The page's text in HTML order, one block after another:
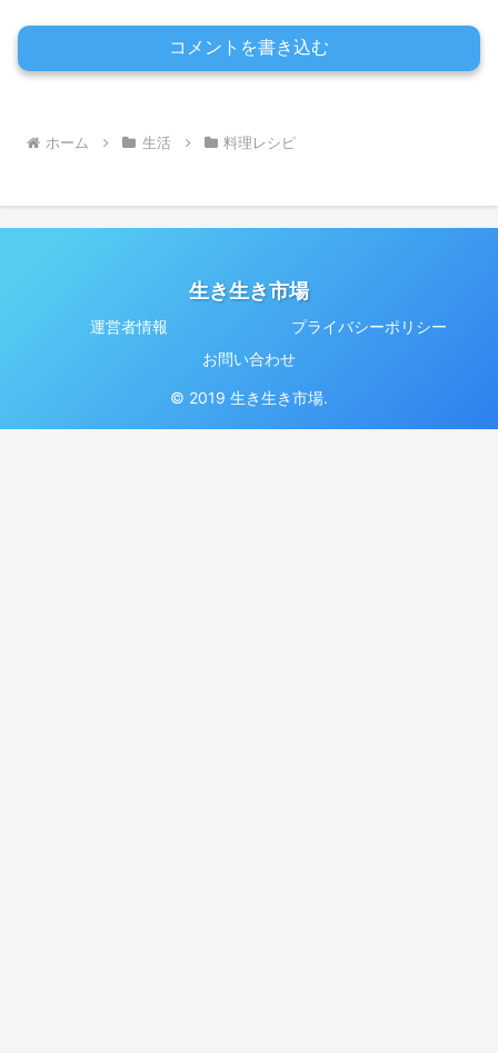
コメントを書き込む
ホーム 生活 料理レシピ
生き生き市場
運営者情報
プライバシーポリシー
お問い合わせ
© 2019 生き生き市場.